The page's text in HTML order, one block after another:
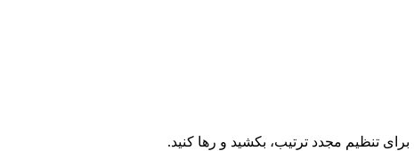
تنظیم مجدد ترتیب، بکشید و رها کنید.